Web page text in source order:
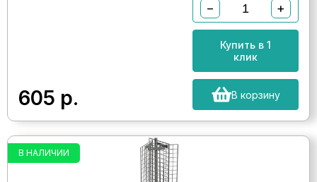
605 р.
− +
Купить в 1
клик
В корзину
В НАЛИЧИИ